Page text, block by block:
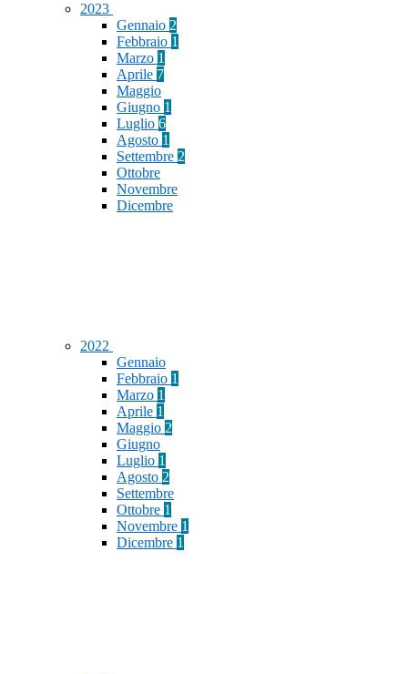
2023
Gennaio 2
Febbraio 1
Marzo 1
Aprile 7
Maggio
Giugno 1
Luglio 6
Agosto 1
Settembre 2
Ottobre
Novembre
Dicembre
2022
Gennaio
Febbraio 1
Marzo 1
Aprile 1
Maggio 2
Giugno
Luglio 1
Agosto 2
Settembre
Ottobre 1
Novembre 1
Dicembre 1